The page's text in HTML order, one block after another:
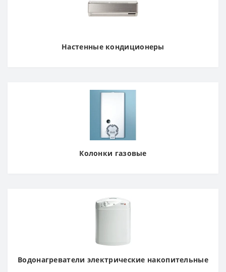
Настенные кондиционеры
Колонки газовые
Водонагреватели электрические накопительные